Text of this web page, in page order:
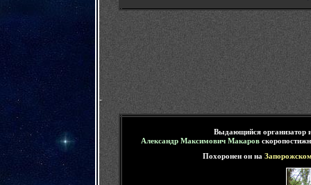
-
Выдающийся организатор
Александр Максимович Макаров
Похоронен он на